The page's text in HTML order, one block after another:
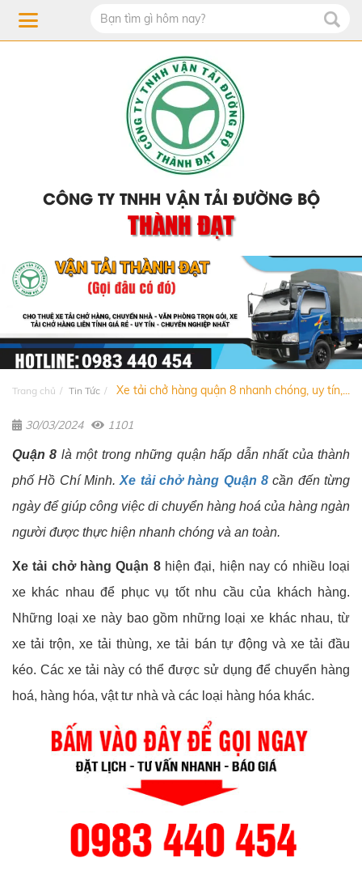
CÔNG TY TNHH VẬN TẢI ĐƯỜNG BỘ
THÀNH ĐẠT
Trang chủ Tin Tức Xe tải chở hàng quận 8 nhanh chóng, uy tín,...
30/03/2024 1101
Quận 8 là một trong những quận hấp dẫn nhất của thành
phố Hồ Chí Minh.Xe tải chở hàng Quận 8 cần đến từng
ngày để giúp công việc di chuyển hàng hoá của hàng ngàn
người được thực hiện nhanh chóng và an toàn.
Xe tải chở hàng Quận 8hiện đại, hiện nay có nhiều loại
xe khác nhau để phục vụ tốt nhu cầu của khách hàng.
Những loại xe này bao gồm những loại xe khác nhau, từ
xe tải trộn, xe tải thùng, xe tải bán tự động và xe tải đầu
kéo. Các xe tải này có thể được sử dụng để chuyển hàng
hoá, hàng hóa, vật tư nhà và các loại hàng hóa khác.